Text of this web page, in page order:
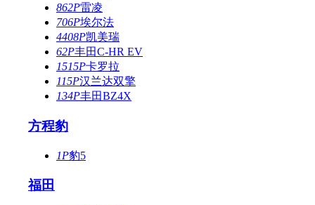
862P雷凌
706P埃尔法
4408P凯美瑞
62P丰田C-HR EV
1515P卡罗拉
115P汉兰达双擎
134P丰田BZ4X
方程豹
1P豹5
福田